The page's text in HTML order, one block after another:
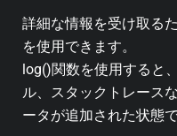
詳細な情報を受け取る
を使用できます。
log()関数を使用すると
ル、スタックトレース
ータが追加された状態